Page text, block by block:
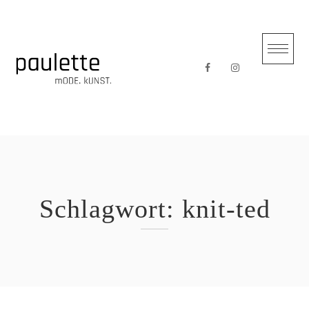
Schlagwort: knit-ted